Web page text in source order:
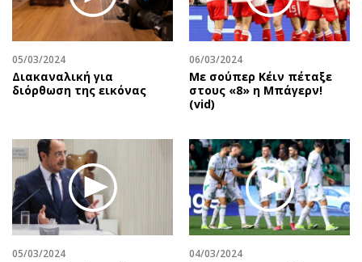
05/03/2024
Διακαναλική για
διόρθωση της εικόνας
06/03/2024
Με σούπερ Κέιν πέταξε
στους «8» η Μπάγερν!
(vid)
05/03/2024 04/03/2024